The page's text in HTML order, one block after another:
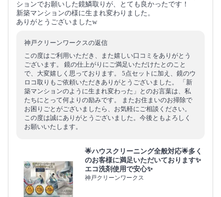
ションでお願いした鏡鱗取りが、とても良かったです！
新築マンションの様に生まれ変わりました。
ありがとうございましたw
神戸クリーンワークスの返信
この度はご利用いただき、また嬉しい口コミをありがとう
ございます。 鏡の仕上がりにご満足いただけたとのこと
で、大変嬉しく思っております。 5点セットに加え、鏡のウ
ロコ取りもご依頼いただきありがとうございました。 「新
築マンションのように生まれ変わった」とのお言葉は、私
たちにとって何よりの励みです。 またお住まいのお掃除で
お困りごとがございましたら、お気軽にご相談ください。
この度は誠にありがとうございました。今後ともよろしく
お願いいたします。
🌟ハウスクリーニング全般対応🌟多く
のお客様に満足いただいております✨
エコ洗剤使用で安心✨
神戸クリーンワークス